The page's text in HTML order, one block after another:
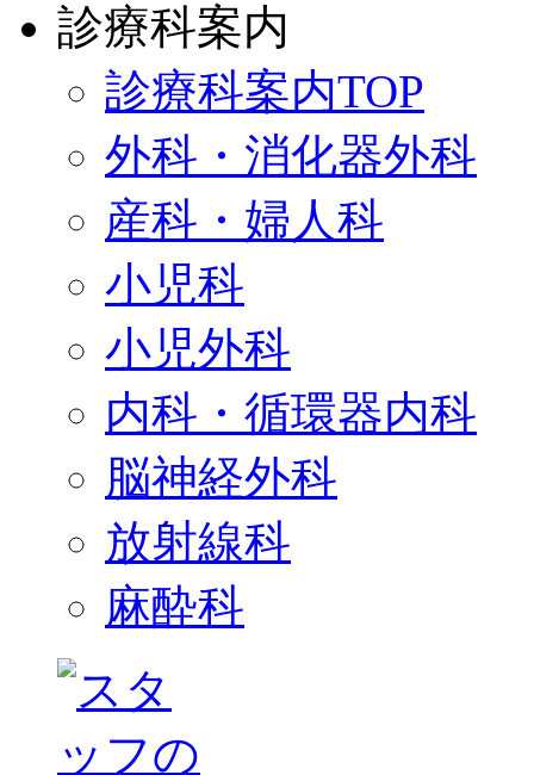
診療科案内
診療科案内TOP
外科・消化器外科
産科・婦人科
小児科
小児外科
内科・循環器内科
脳神経外科
放射線科
麻酔科